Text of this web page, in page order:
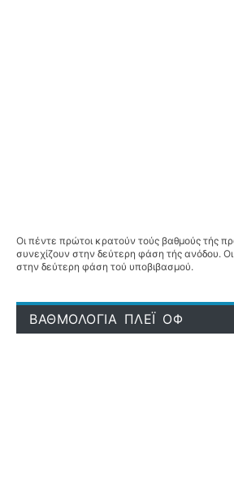
Οι πέντε πρώτοι κρατούν τούς βαθμούς τής
συνεχίζουν στην δεύτερη φάση τής ανόδου.
στην δεύτερη φάση τού υποβιβασμού.
ΒΑΘΜΟΛΟΓΙΑ ΠΛΕΪ ΟΦ